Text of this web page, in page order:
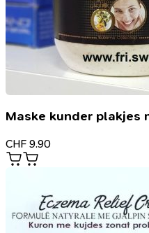
Maske kunder plakjes
CHF 9.90